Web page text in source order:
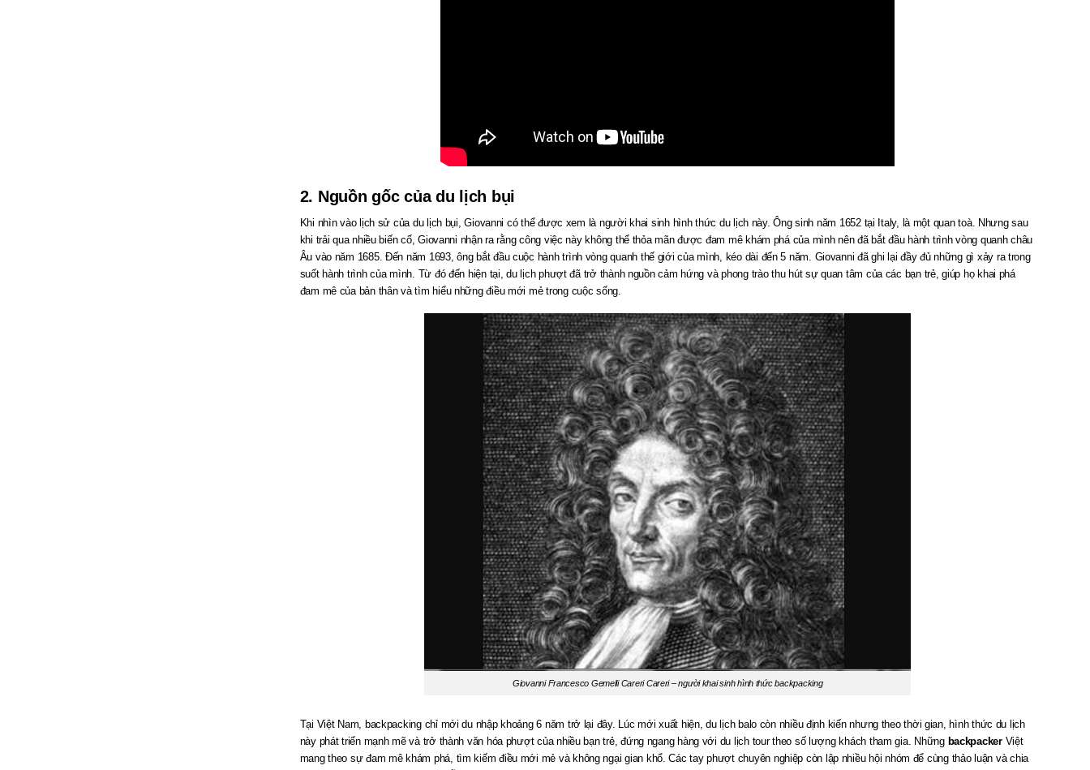
2. Nguồn gốc của du lịch bụi
Khi nhìn vào lịch sử của du lịch bụi, Giovanni có thể được xem là người khai sinh hình thức du lịch này. Ông sinh năm 1652 tại Italy, là một quan toà. Nhưng sau
khi trải qua nhiều biến cố, Giovanni nhận ra rằng công việc này không thể thỏa mãn được đam mê khám phá của mình nên đã bắt đầu hành trình vòng quanh châu
Âu vào năm 1685. Đến năm 1693, ông bắt đầu cuộc hành trình vòng quanh thế giới của mình, kéo dài đến 5 năm. Giovanni đã ghi lại đầy đủ những gì xảy ra trong
suốt hành trình của mình. Từ đó đến hiện tại, du lịch phượt đã trở thành nguồn cảm hứng và phong trào thu hút sự quan tâm của các bạn trẻ, giúp họ khai phá
đam mê của bản thân và tìm hiểu những điều mới mẻ trong cuộc sống.
Giovanni Francesco Gemelli Careri Careri – người khai sinh hình thức backpacking
Tại Việt Nam, backpacking chỉ mới du nhập khoảng 6 năm trở lại đây. Lúc mới xuất hiện, du lịch balo còn nhiều định kiến nhưng theo thời gian, hình thức du lịch
này phát triển mạnh mẽ và trở thành văn hóa phượt của nhiều bạn trẻ, đứng ngang hàng với du lịch tour theo số lượng khách tham gia. Những backpackerViệt
mang theo sự đam mê khám phá, tìm kiếm điều mới mẻ và không ngại gian khổ. Các tay phượt chuyên nghiệp còn lập nhiều hội nhóm để cùng thảo luận và chia